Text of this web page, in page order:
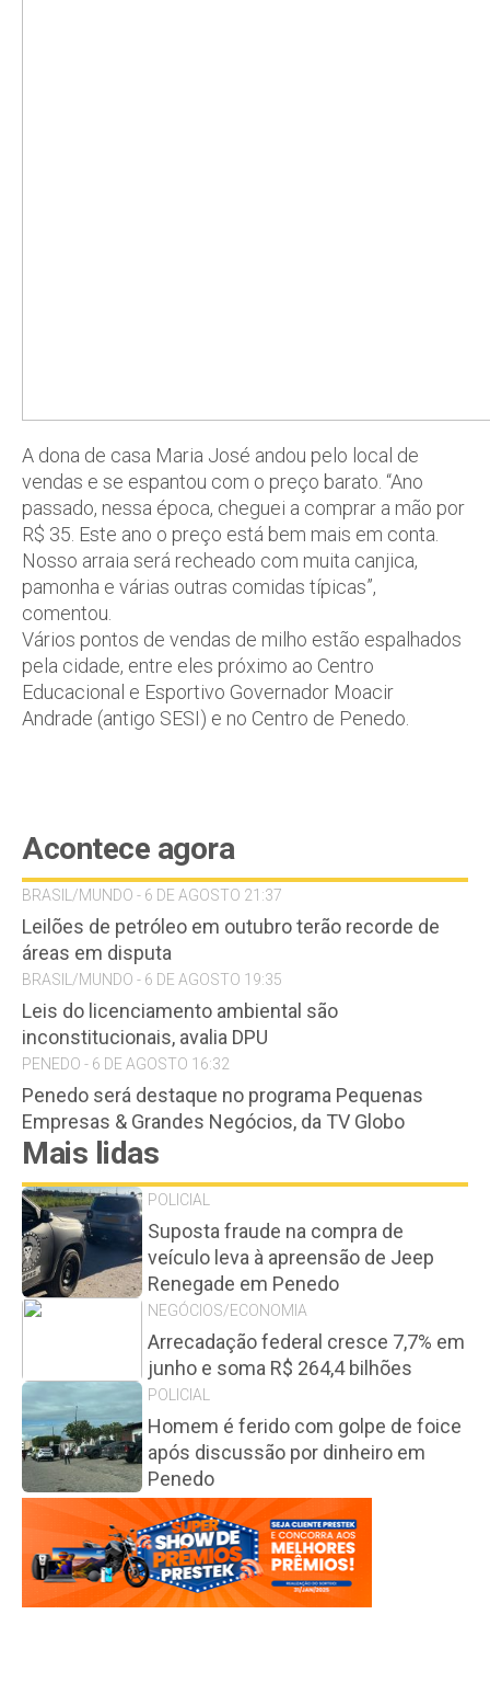
A dona de casa Maria José andou pelo local de
vendas e se espantou com o preço barato. “Ano
passado, nessa época, cheguei a comprar a mão por
R$ 35. Este ano o preço está bem mais em conta.
Nosso arraia será recheado com muita canjica,
pamonha e várias outras comidas típicas”,
comentou.
Vários pontos de vendas de milho estão espalhados
pela cidade, entre eles próximo ao Centro
Educacional e Esportivo Governador Moacir
Andrade (antigo SESI) e no Centro de Penedo.
Acontece agora
BRASIL/MUNDO - 6 DE AGOSTO 21:37
Leilões de petróleo em outubro terão recorde de
áreas em disputa
BRASIL/MUNDO - 6 DE AGOSTO 19:35
Leis do licenciamento ambiental são
inconstitucionais, avalia DPU
PENEDO - 6 DE AGOSTO 16:32
Penedo será destaque no programa Pequenas
Empresas & Grandes Negócios, da TV Globo
Mais lidas
POLICIAL
Suposta fraude na compra de
veículo leva à apreensão de Jeep
Renegade em Penedo
NEGÓCIOS/ECONOMIA
Arrecadação federal cresce 7,7% em
junho e soma R$ 264,4 bilhões
POLICIAL
Homem é ferido com golpe de foice
após discussão por dinheiro em
Penedo